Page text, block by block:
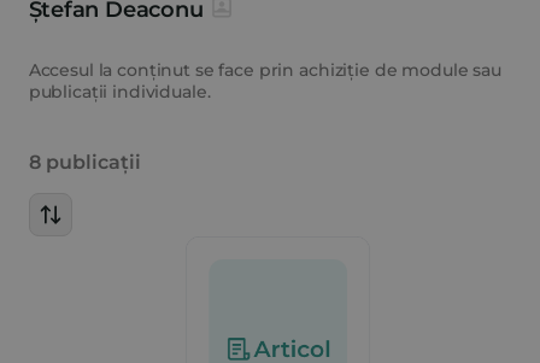
Ștefan Deaconu
Accesul la conținut se face prin achiziție de module sau
publicații individuale.
8 publicații